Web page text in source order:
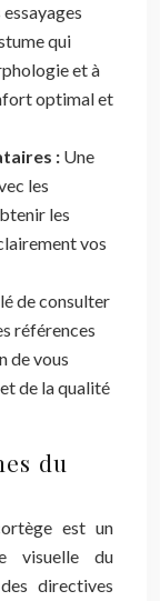
essayages
qui
et à
optimal et
: Une
les
les
vos
de consulter
références
de vous
de la qualité
du
est un
visuelle du
directives